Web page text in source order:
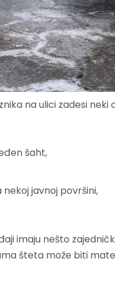
na ulici zadesi
šaht,
javnoj površini,
imaju nešto
šteta može biti